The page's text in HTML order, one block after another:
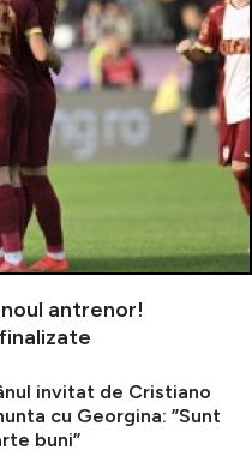
noul antrenor!
invitat de Cristiano
cu Georgina: ”Sunt
buni”